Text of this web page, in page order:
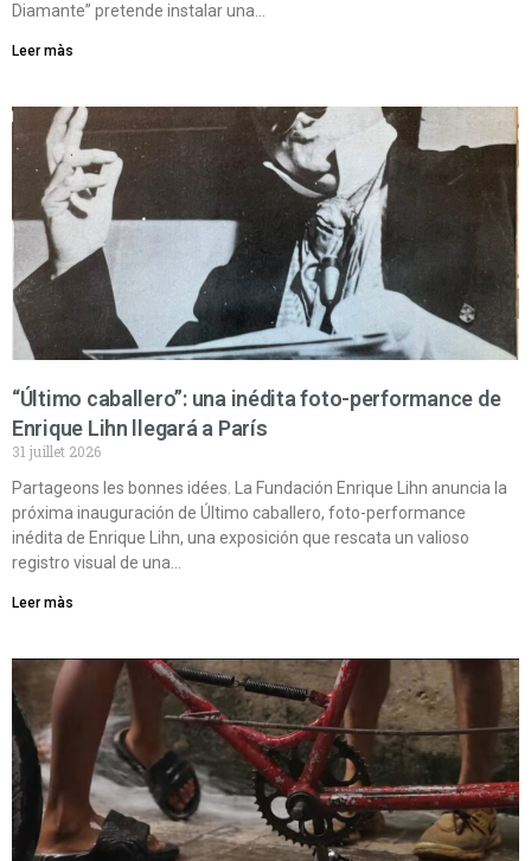
Diamante” pretende instalar una…
Leer màs
“Último caballero”: una inédita foto-performance de
Enrique Lihn llegará a París
31 juillet 2026
Partageons les bonnes idées. La Fundación Enrique Lihn anuncia la
próxima inauguración de Último caballero, foto-performance
inédita de Enrique Lihn, una exposición que rescata un valioso
registro visual de una…
Leer màs